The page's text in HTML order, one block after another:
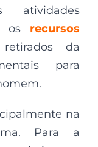
atividades
os recursos
da
para
na
Para a